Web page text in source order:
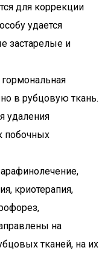
для коррекции
удается
застарелые и
в рубцовую ткань.
удаления
побочных
криотерапия,
на
тканей, на их